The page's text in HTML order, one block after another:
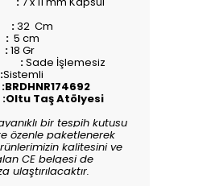
:32 Cm
: 5 cm
:18 Gr
:Sade İşlemesiz
Sistemli
Taş Atölyesi
bir tespih kutusu
özenle paketlenerek
kalitesini ve
CE belgesi de
ulaştırılacaktır.